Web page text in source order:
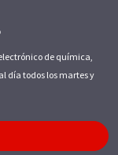
de química,
día todos los martes y